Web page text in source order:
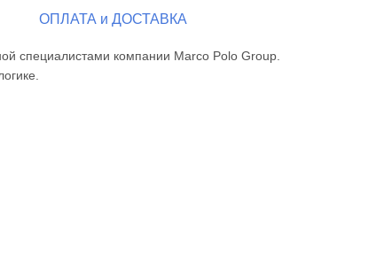
ОПЛАТА и ДОСТАВКА
специалистами компании Marco Polo Group.